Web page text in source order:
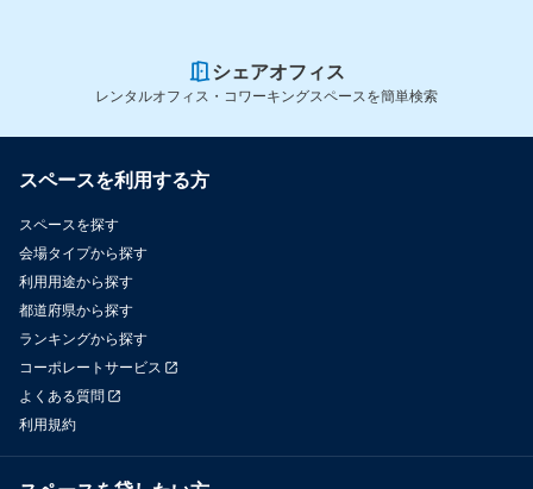
シェアオフィス
レンタルオフィス・コワーキングスペースを簡単検索
スペースを利用する方
スペースを探す
会場タイプから探す
利用用途から探す
都道府県から探す
ランキングから探す
コーポレートサービス
よくある質問
利用規約